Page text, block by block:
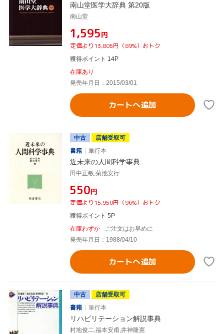
南山堂医学大辞典 第20版
南山堂
¥1,595円
定価より13,805円（89%）おトク
獲得ポイント 14P
在庫あり
発売年月日：2015/03/01
カートへ追加
中古
店舗受取可
書籍
単行本
近未来の人間科学事典
田中正敏,菊池安行
¥550円
定価より15,950円（96%）おトク
獲得ポイント 5P
在庫わずか
ご注文はお早めに
発売年月日：1988/04/10
カートへ追加
中古
店舗受取可
書籍
単行本
リハビリテーション解説事典
村地俊二,福本安甫,井神隆憲